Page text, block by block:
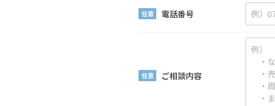
任意 電話番号
任意 ご相談内容